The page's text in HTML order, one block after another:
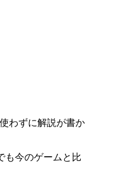
わずに解説が書か
も今のゲームと比